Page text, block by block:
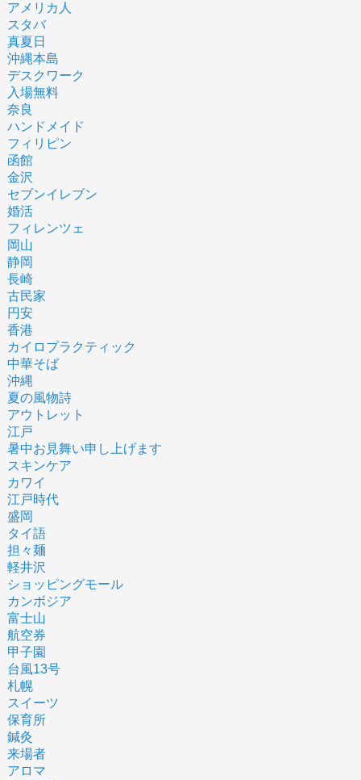
アメリカ人
スタバ
真夏日
沖縄本島
デスクワーク
入場無料
奈良
ハンドメイド
フィリピン
函館
金沢
セブンイレブン
婚活
フィレンツェ
岡山
静岡
長崎
古民家
円安
香港
カイロプラクティック
中華そば
沖縄
夏の風物詩
アウトレット
江戸
暑中お見舞い申し上げます
スキンケア
カワイ
江戸時代
盛岡
タイ語
担々麺
軽井沢
ショッピングモール
カンボジア
富士山
航空券
甲子園
台風13号
札幌
スイーツ
保育所
鍼灸
来場者
アロマ